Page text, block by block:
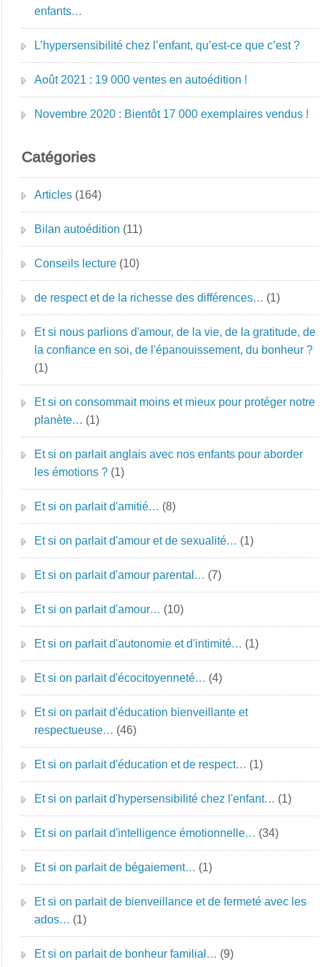
enfants…
L’hypersensibilité chez l’enfant, qu’est-ce que c’est ?
Août 2021 : 19 000 ventes en autoédition !
Novembre 2020 : Bientôt 17 000 exemplaires vendus !
Catégories
Articles (164)
Bilan autoédition (11)
Conseils lecture (10)
de respect et de la richesse des différences… (1)
Et si nous parlions d'amour, de la vie, de la gratitude, de
la confiance en soi, de l'épanouissement, du bonheur ?
(1)
Et si on consommait moins et mieux pour protéger notre
planète… (1)
Et si on parlait anglais avec nos enfants pour aborder
les émotions ? (1)
Et si on parlait d'amitié… (8)
Et si on parlait d'amour et de sexualité… (1)
Et si on parlait d'amour parental… (7)
Et si on parlait d'amour… (10)
Et si on parlait d'autonomie et d'intimité… (1)
Et si on parlait d'écocitoyenneté… (4)
Et si on parlait d'éducation bienveillante et
respectueuse… (46)
Et si on parlait d'éducation et de respect… (1)
Et si on parlait d'hypersensibilité chez l'enfant… (1)
Et si on parlait d'intelligence émotionnelle… (34)
Et si on parlait de bégaiement… (1)
Et si on parlait de bienveillance et de fermeté avec les
ados… (1)
Et si on parlait de bonheur familial… (9)